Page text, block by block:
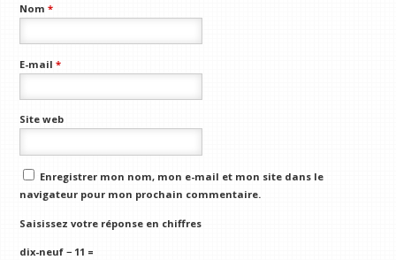
Nom*
E-mail*
Site web
Enregistrer mon nom, mon e-mail et mon site dans le
navigateur pour mon prochain commentaire.
Saisissez votre réponse en chiffres
dix-neuf − 11 =